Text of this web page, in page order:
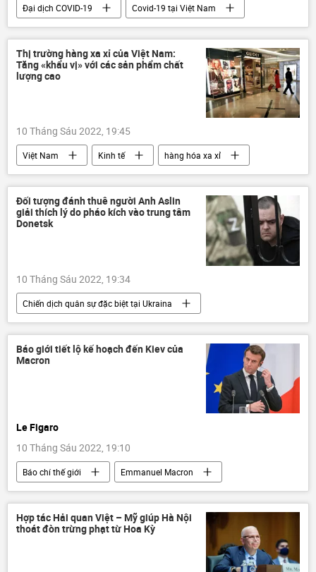
Đại dịch COVID-19
Covid-19 tại Việt Nam
Việt Nam
Vaccine
Nhật Bản
AIC
Thị trường hàng xa xỉ của Việt Nam:
Tăng «khẩu vị» với các sản phẩm chất
lượng cao
10 Tháng Sáu 2022, 19:45
Việt Nam Kinh tế hàng hóa xa xỉ
Đối tượng đánh thuê người Anh Aslin
giải thích lý do pháo kích vào trung tâm
Donetsk
10 Tháng Sáu 2022, 19:34
Chiến dịch quân sự đặc biệt tại Ukraina
Cuộc khủng hoảng ở Ukraina
Ukraina
tiểu đoàn "Azov"
Azov
Quân sự
Báo giới tiết lộ kế hoạch đến Kiev của
Macron
Le Figaro
10 Tháng Sáu 2022, 19:10
Báo chí thế giới
Emmanuel Macron
Kiev
Cuộc khủng hoảng ở Ukraina
Ukraina
Pháp
Chính trị
Chiến dịch quân sự đặc biệt tại Ukraina
Hợp tác Hải quan Việt – Mỹ giúp Hà Nội
thoát đòn trừng phạt từ Hoa Kỳ